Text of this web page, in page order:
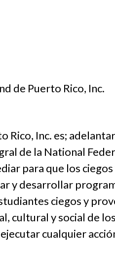
de Puerto Rico, Inc.
Inc. es;
de la National
para que los
y desarrollar
ciegos y
cultural y social de
cualquier